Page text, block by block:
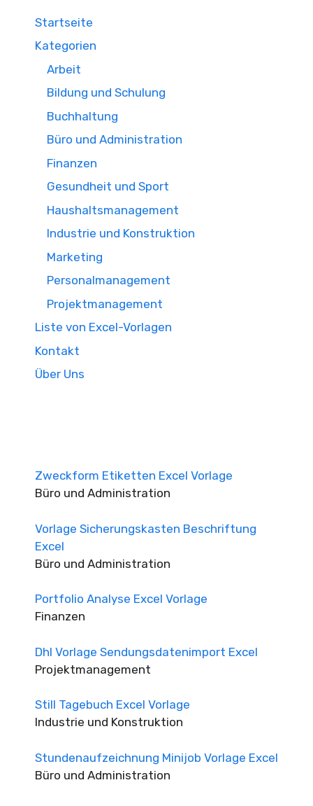
Startseite
Kategorien
Arbeit
Bildung und Schulung
Buchhaltung
Büro und Administration
Finanzen
Gesundheit und Sport
Haushaltsmanagement
Industrie und Konstruktion
Marketing
Personalmanagement
Projektmanagement
Liste von Excel-Vorlagen
Kontakt
Über Uns
Zweckform Etiketten Excel Vorlage
Büro und Administration
Vorlage Sicherungskasten Beschriftung
Excel
Büro und Administration
Portfolio Analyse Excel Vorlage
Finanzen
Dhl Vorlage Sendungsdatenimport Excel
Projektmanagement
Still Tagebuch Excel Vorlage
Industrie und Konstruktion
Stundenaufzeichnung Minijob Vorlage Excel
Büro und Administration